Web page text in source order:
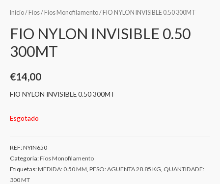
Início/ Fios/ Fios Monofilamento/ FIO NYLON INVISIBLE 0.50 300MT
FIO NYLON INVISIBLE 0.50
300MT
€14,00
FIO NYLON INVISIBLE 0.50 300MT
Esgotado
REF:NYIN650
Categoria:Fios Monofilamento
Etiquetas:MEDIDA: 0.50 MM PESO: AGUENTA 28.85 KG QUANTIDADE:
300 MT